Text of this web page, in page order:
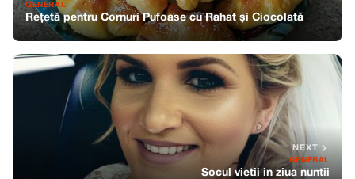
GENERAL
Rețetă pentru Cornuri Pufoase cu Rahat și Ciocolată
NEXT
GENERAL
Socul vietii in ziua nuntii